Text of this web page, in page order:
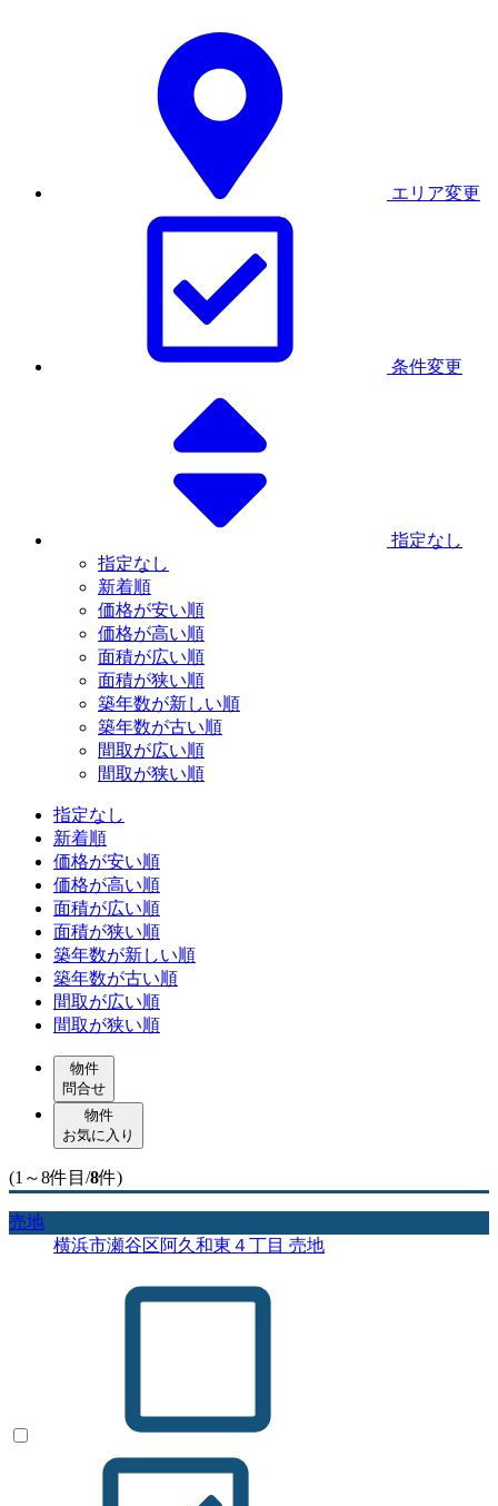
エリア変更
条件変更
指定なし
指定なし
新着順
価格が安い順
価格が高い順
面積が広い順
面積が狭い順
築年数が新しい順
築年数が古い順
間取が広い順
間取が狭い順
指定なし
新着順
価格が安い順
価格が高い順
面積が広い順
面積が狭い順
築年数が新しい順
築年数が古い順
間取が広い順
間取が狭い順
物件
問合せ
物件
お気に入り
(1～8件目/8件)
売地
横浜市瀬谷区阿久和東４丁目 売地